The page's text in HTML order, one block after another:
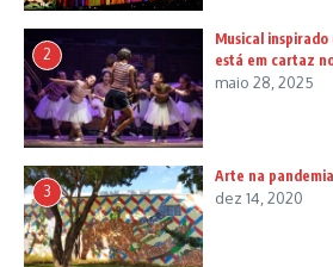
2
Musical inspirado
está em cartaz
maio 28, 2025
3
Arte na pandemia
dez 14, 2020